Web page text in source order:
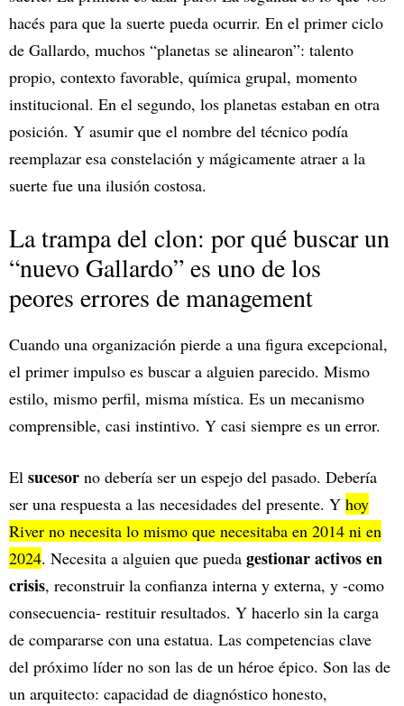
hacés para que la suerte pueda ocurrir. En el primer ciclo
de Gallardo, muchos “planetas se alinearon”: talento
propio, contexto favorable, química grupal, momento
institucional. En el segundo, los planetas estaban en otra
posición. Y asumir que el nombre del técnico podía
reemplazar esa constelación y mágicamente atraer a la
suerte fue una ilusión costosa.
La trampa del clon: por qué buscar un
“nuevo Gallardo” es uno de los
peores errores de management
Cuando una organización pierde a una figura excepcional,
el primer impulso es buscar a alguien parecido. Mismo
estilo, mismo perfil, misma mística. Es un mecanismo
comprensible, casi instintivo. Y casi siempre es un error.
El sucesor no debería ser un espejo del pasado. Debería
ser una respuesta a las necesidades del presente. Y hoy
River no necesita lo mismo que necesitaba en 2014 ni en
2024. Necesita a alguien que pueda gestionar activos en
crisis, reconstruir la confianza interna y externa, y -como
consecuencia- restituir resultados. Y hacerlo sin la carga
de compararse con una estatua. Las competencias clave
del próximo líder no son las de un héroe épico. Son las de
un arquitecto: capacidad de diagnóstico honesto,